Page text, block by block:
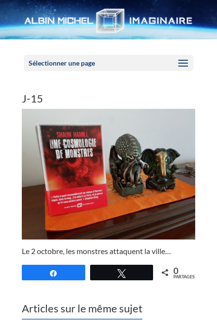
Sélectionner une page
J-15
Le 2 octobre, les monstres attaquent la ville…
0
PARTAGES
Articles sur le même sujet
Panneau de gestion des cookies